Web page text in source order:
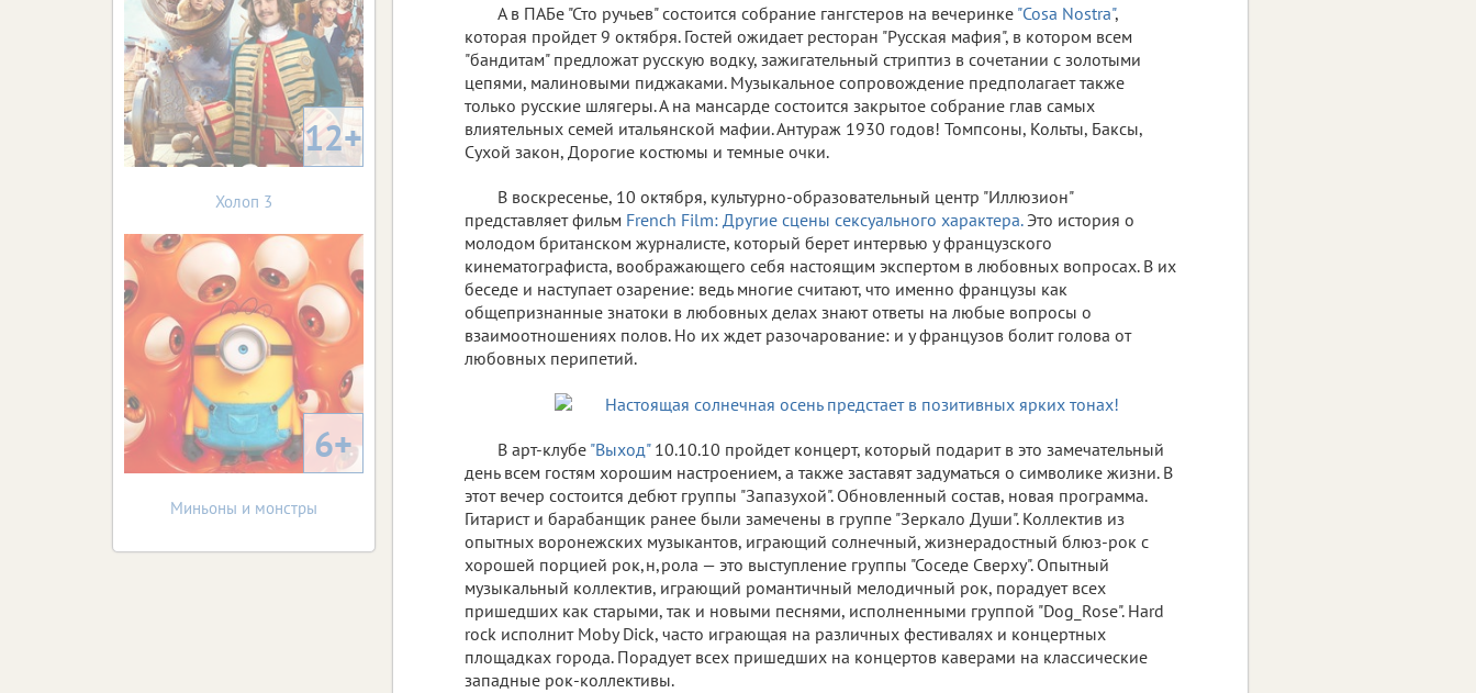
А в ПАБе "Сто ручьев" состоится собрание гангстеров на вечеринке "Cosa Nostra",
которая пройдет 9 октября. Гостей ожидает ресторан "Русская мафия", в котором всем
"бандитам" предложат русскую водку, зажигательный стриптиз в сочетании с золотыми
цепями, малиновыми пиджаками. Музыкальное сопровождение предполагает также
только русские шлягеры. А на мансарде состоится закрытое собрание глав самых
влиятельных семей итальянской мафии. Антураж 1930 годов! Томпсоны, Кольты, Баксы,
Сухой закон, Дорогие костюмы и темные очки.
В воскресенье, 10 октября, культурно-образовательный центр "Иллюзион"
представляет фильм French Film: Другие сцены сексуального характера.Это история о
молодом британском журналисте, который берет интервью у французского
кинематографиста, воображающего себя настоящим экспертом в любовных вопросах. В их
беседе и наступает озарение: ведь многие считают, что именно французы как
общепризнанные знатоки в любовных делах знают ответы на любые вопросы о
взаимоотношениях полов. Но их ждет разочарование: и у французов болит голова от
любовных перипетий.
В арт-клубе "Выход" 10.10.10 пройдет концерт, который подарит в это замечательный
день всем гостям хорошим настроением, а также заставят задуматься о символике жизни. В
этот вечер состоится дебют группы "Запазухой". Обновленный состав, новая программа.
Гитарист и барабанщик ранее были замечены в группе "Зеркало Души". Коллектив из
опытных воронежских музыкантов, играющий солнечный, жизнерадостный блюз-рок с
хорошей порцией рок,н,рола — это выступление группы "Соседе Сверху". Опытный
музыкальный коллектив, играющий романтичный мелодичный рок, порадует всех
пришедших как старыми, так и новыми песнями, исполненными группой "Dog_Rose". Нard
rock исполнит Moby Dick, часто играющая на различных фестивалях и концертных
площадках города. Порадует всех пришедших на концертов каверами на классические
западные рок-коллективы.
12+
Холоп 3
6+
Миньоны и монстры